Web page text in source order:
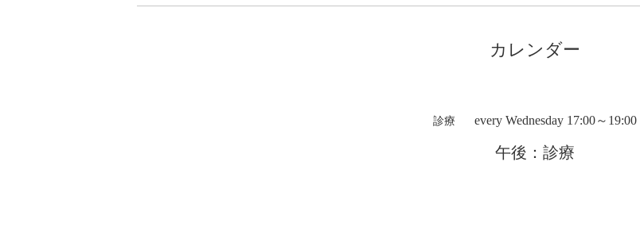
カレンダー
診療 every Wednesday 17:00～19:00
午後：診療